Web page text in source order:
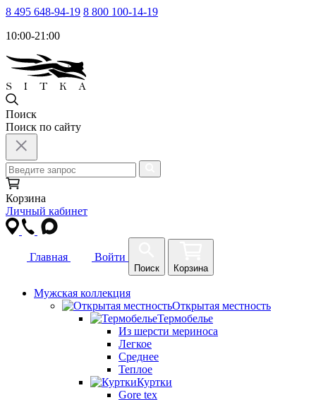
8 495 648-94-19 8 800 100-14-19
10:00-21:00
Поиск
Поиск по сайту
Корзина
Личный кабинет
Главная Войти
Поиск Корзина
Мужская коллекция
Открытая местность
Термобелье
Из шерсти мериноса
Легкое
Среднее
Теплое
Куртки
Gore tex